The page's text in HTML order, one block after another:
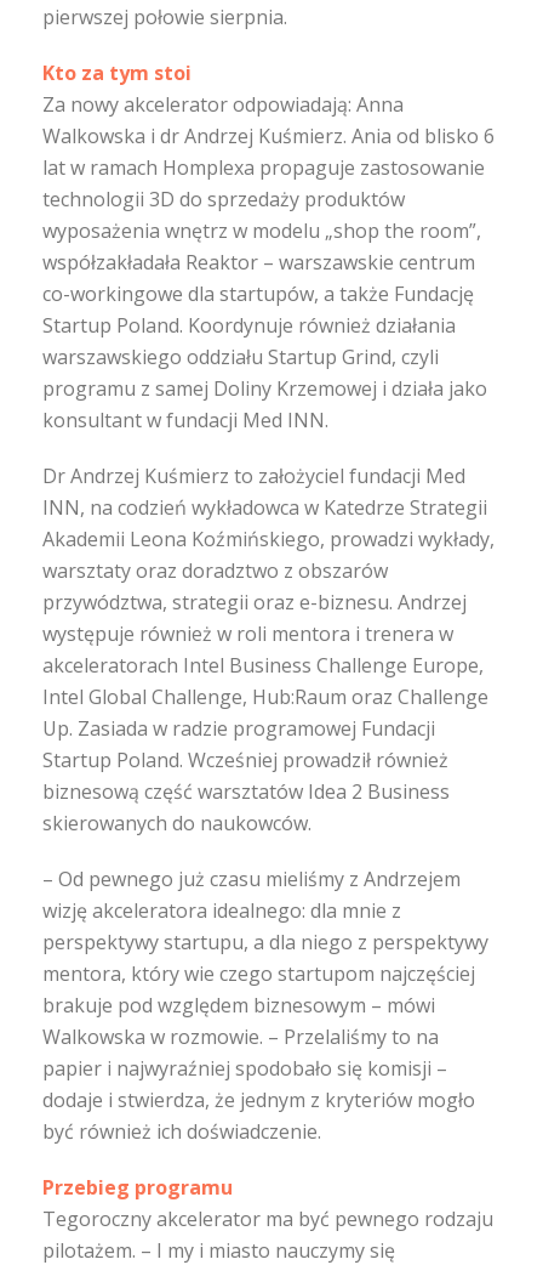
pierwszej połowie sierpnia.
Kto za tym stoi
Za nowy akcelerator odpowiadają: Anna
Walkowska i dr Andrzej Kuśmierz. Ania od blisko 6
lat w ramach Homplexa propaguje zastosowanie
technologii 3D do sprzedaży produktów
wyposażenia wnętrz w modelu „shop the room”,
współzakładała Reaktor – warszawskie centrum
co-workingowe dla startupów, a także Fundację
Startup Poland. Koordynuje również działania
warszawskiego oddziału Startup Grind, czyli
programu z samej Doliny Krzemowej i działa jako
konsultant w fundacji Med INN.
Dr Andrzej Kuśmierz to założyciel fundacji Med
INN, na codzień wykładowca w Katedrze Strategii
Akademii Leona Koźmińskiego, prowadzi wykłady,
warsztaty oraz doradztwo z obszarów
przywództwa, strategii oraz e-biznesu. Andrzej
występuje również w roli mentora i trenera w
akceleratorach Intel Business Challenge Europe,
Intel Global Challenge, Hub:Raum oraz Challenge
Up. Zasiada w radzie programowej Fundacji
Startup Poland. Wcześniej prowadził również
biznesową część warsztatów Idea 2 Business
skierowanych do naukowców.
– Od pewnego już czasu mieliśmy z Andrzejem
wizję akceleratora idealnego: dla mnie z
perspektywy startupu, a dla niego z perspektywy
mentora, który wie czego startupom najczęściej
brakuje pod względem biznesowym – mówi
Walkowska w rozmowie. – Przelaliśmy to na
papier i najwyraźniej spodobało się komisji –
dodaje i stwierdza, że jednym z kryteriów mogło
być również ich doświadczenie.
Przebieg programu
Tegoroczny akcelerator ma być pewnego rodzaju
pilotażem. – I my i miasto nauczymy się